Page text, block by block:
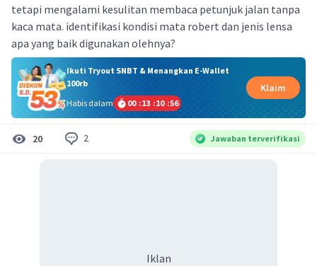
tetapi mengalami kesulitan membaca petunjuk jalan tanpa
kaca mata. identifikasi kondisi mata robert dan jenis lensa
apa yang baik digunakan olehnya?
Ikuti Tryout SNBT & Menangkan E-Wallet
100rb
Habis dalam
00 :13 :10 :55
Klaim
20 2 Jawaban terverifikasi
Iklan